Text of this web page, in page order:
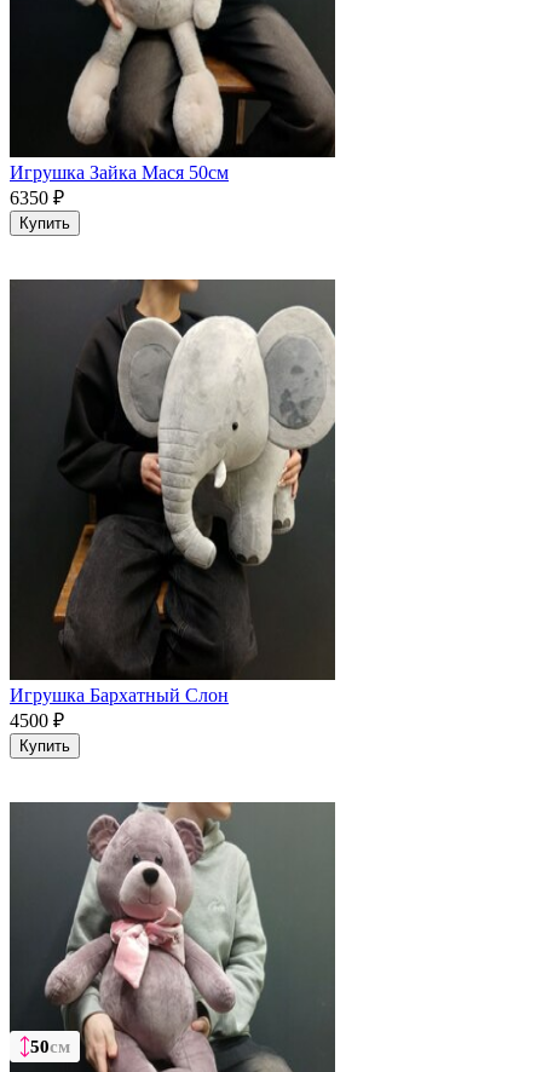
50см
50см
50см
Игрушка Зайка Мася 50см
6350 ₽
Купить
Игрушка Бархатный Слон
4500 ₽
Купить